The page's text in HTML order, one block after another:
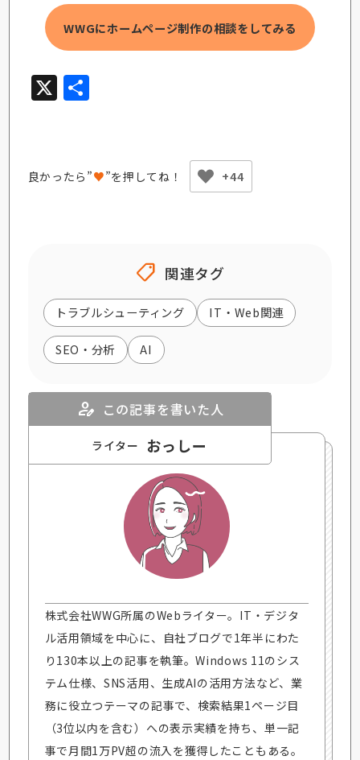
WWGにホームページ制作の相談をしてみる
X 共有
良かったら”♥”を押してね！ +44
shoppingmode 関連タグ
トラブルシューティング IT・Web関連
SEO・分析 AI
person_edit この記事を書いた人
ライター おっしー
株式会社WWG所属のWebライター。IT・デジタ
ル活用領域を中心に、自社ブログで1年半にわた
り130本以上の記事を執筆。Windows 11のシス
テム仕様、SNS活用、生成AIの活用方法など、業
務に役立つテーマの記事で、検索結果1ページ目
（3位以内を含む）への表示実績を持ち、単一記
事で月間1万PV超の流入を獲得したこともある。